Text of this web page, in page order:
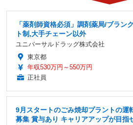
「薬剤師資格必須」調剤薬局/ブラン
ト制,大手チェーン以外
ユニバーサルドラッグ株式会社
東京都
年収530万円～550万円
正社員
9月スタートのごみ焼却プラントの運
募集 賞与あり キャリアアップが目指